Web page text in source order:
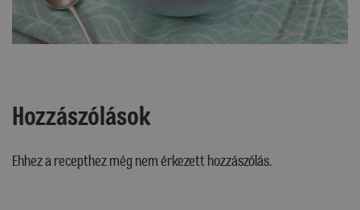
Hozzászólások
Ehhez a recepthez még nem érkezett hozzászólás.